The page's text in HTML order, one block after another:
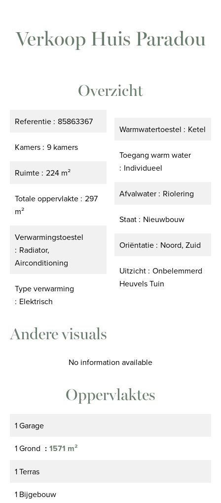
Verkoop Huis Paradou
Overzicht
Referentie 85863367
Kamers 9 kamers
Ruimte 224 m²
Totale oppervlakte 297
m²
Verwarmingstoestel
Radiator,
Airconditioning
Type verwarming
Elektrisch
Warmwatertoestel Ketel
Toegang warm water
Individueel
Afvalwater Riolering
Staat Nieuwbouw
Oriëntatie Noord, Zuid
Uitzicht Onbelemmerd
Heuvels Tuin
Andere visuals
No information available
Oppervlaktes
1 Garage
1 Grond 1571 m²
1 Terras
1 Bijgebouw